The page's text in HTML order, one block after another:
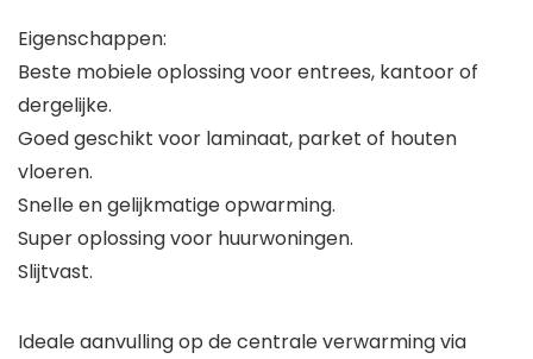
Eigenschappen:
Beste mobiele oplossing voor entrees, kantoor of
dergelijke.
Goed geschikt voor laminaat, parket of houten
vloeren.
Snelle en gelijkmatige opwarming.
Super oplossing voor huurwoningen.
Slijtvast.
Ideale aanvulling op de centrale verwarming via